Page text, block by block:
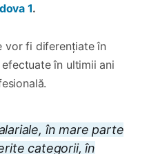
1.
vor fi diferențiate în
în ultimii ani
în mare parte
categorii, în